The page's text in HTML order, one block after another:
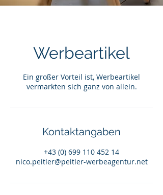
Werbeartikel
Ein großer Vorteil ist, Werbeartikel
vermarkten sich ganz von allein.
Kontaktangaben
+43 (0) 699 110 452 14
nico.peitler@peitler-werbeagentur.net